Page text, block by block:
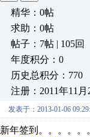
精华：0帖
求助：0帖
帖子：7帖 | 105回
年度积分：0
历史总积分：770
注册：2011年11月
发表于：2013-01-06
新年签到。。。。。